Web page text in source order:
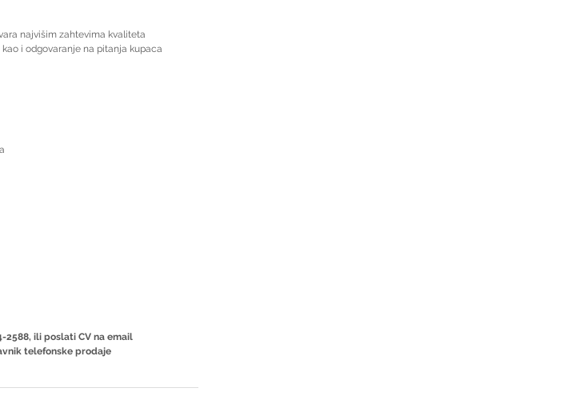
najvišim zahtevima kvaliteta
i odgovaranje na pitanja kupaca
ili poslati CV na email
telefonske prodaje